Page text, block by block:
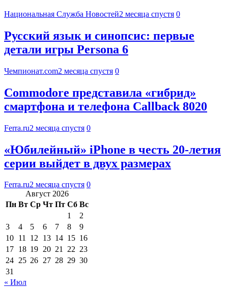
Национальная Служба Новостей2 месяца спустя 0
Русский язык и синопсис: первые
детали игры Persona 6
Чемпионат.com2 месяца спустя 0
Commodore представила «гибрид»
смартфона и телефона Callback 8020
Ferra.ru2 месяца спустя 0
«Юбилейный» iPhone в честь 20-летия
серии выйдет в двух размерах
Ferra.ru2 месяца спустя 0
Август 2026
Пн Вт Ср Чт Пт Сб Вс
1
2
3
4 5 6 7 8
9
10 11 12 13 14 15 16
17 18 19 20 21 22 23
24 25 26 27 28 29 30
31
« Июл